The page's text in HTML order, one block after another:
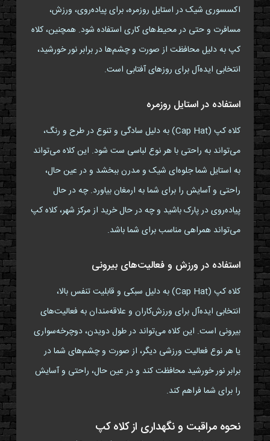
اکسسوری شیک در استایل روزمره، برای پیاده‌روی، ورزش،
مسافرت و حتی در محیط‌های کاری استفاده شود. همچنین، کلاه
کپ به دلیل محافظت از صورت و چشم‌ها در برابر نور خورشید،
انتخابی ایده‌آل برای روزهای آفتابی است.
استفاده در استایل روزمره
کلاه کپ (Cap Hat) به دلیل سادگی و تنوع در طرح و رنگ،
می‌تواند به راحتی با هر نوع لباسی ست شود. این کلاه می‌تواند
به استایل شما جلوه‌ای شیک و مدرن ببخشد و در عین حال،
راحتی و آسایش را برای شما به ارمغان بیاورد. چه در حال
پیاده‌روی در پارک باشید و چه در حال خرید از مرکز شهر، کلاه کپ
می‌تواند همراهی مناسب برای شما باشد.
استفاده در ورزش و فعالیت‌های بیرونی
کلاه کپ (Cap Hat) به دلیل سبکی و قابلیت تنفس بالا،
انتخابی ایده‌آل برای ورزش‌کاران و علاقه‌مندان به فعالیت‌های
بیرونی است. این کلاه می‌تواند در طول دویدن، دوچرخه‌سواری
یا هر نوع فعالیت ورزشی دیگر، از صورت و چشم‌های شما در
برابر نور خورشید محافظت کند و در عین حال، راحتی و آسایش
را برای شما فراهم کند.
نحوه مراقبت و نگهداری از کلاه کپ